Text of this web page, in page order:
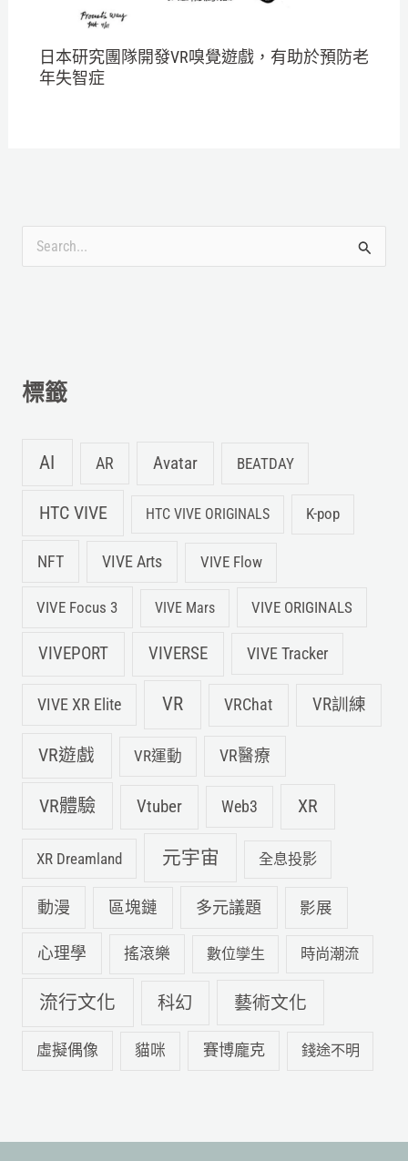
日本研究團隊開發VR嗅覺遊戲，有助於預防老
年失智症
:標籤
AI AR Avatar BEATDAY
HTC VIVE HTC VIVE ORIGINALS K-pop
NFT VIVE Arts VIVE Flow
VIVE Focus 3 VIVE Mars VIVE ORIGINALS
VIVEPORT VIVERSE VIVE Tracker
VIVE XR Elite VR VRChat VR訓練
VR遊戲 VR運動 VR醫療
VR體驗 Vtuber Web3 XR
XR Dreamland 元宇宙 全息投影
動漫 區塊鏈 多元議題 影展
心理學 搖滾樂 數位孿生 時尚潮流
流行文化 科幻 藝術文化
虛擬偶像 貓咪 賽博龐克 錢途不明